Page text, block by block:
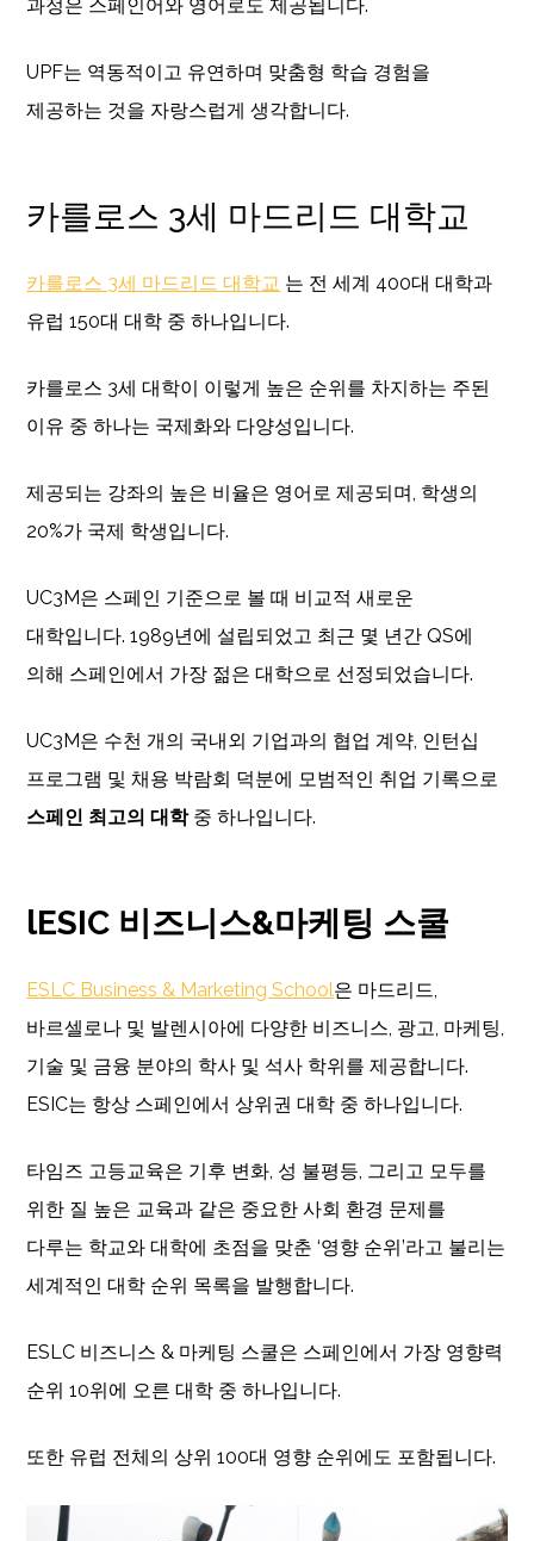
과정은 스페인어와 영어로도 제공됩니다.
UPF는 역동적이고 유연하며 맞춤형 학습 경험을
제공하는 것을 자랑스럽게 생각합니다.
카를로스 3세 마드리드 대학교
카를로스 3세 마드리드 대학교 는 전 세계 400대 대학과
유럽 150대 대학 중 하나입니다.
카를로스 3세 대학이 이렇게 높은 순위를 차지하는 주된
이유 중 하나는 국제화와 다양성입니다.
제공되는 강좌의 높은 비율은 영어로 제공되며, 학생의
20%가 국제 학생입니다.
UC3M은 스페인 기준으로 볼 때 비교적 새로운
대학입니다. 1989년에 설립되었고 최근 몇 년간 QS에
의해 스페인에서 가장 젊은 대학으로 선정되었습니다.
UC3M은 수천 개의 국내외 기업과의 협업 계약, 인턴십
프로그램 및 채용 박람회 덕분에 모범적인 취업 기록으로
스페인 최고의 대학중 하나입니다.
lESIC 비즈니스&마케팅 스쿨
ESLC Business & Marketing School은 마드리드,
바르셀로나 및 발렌시아에 다양한 비즈니스, 광고, 마케팅,
기술 및 금융 분야의 학사 및 석사 학위를 제공합니다.
ESIC는 항상 스페인에서 상위권 대학 중 하나입니다.
타임즈 고등교육은 기후 변화, 성 불평등, 그리고 모두를
위한 질 높은 교육과 같은 중요한 사회 환경 문제를
다루는 학교와 대학에 초점을 맞춘 ‘영향 순위’라고 불리는
세계적인 대학 순위 목록을 발행합니다.
ESLC 비즈니스 & 마케팅 스쿨은 스페인에서 가장 영향력
순위 10위에 오른 대학 중 하나입니다.
또한 유럽 전체의 상위 100대 영향 순위에도 포함됩니다.